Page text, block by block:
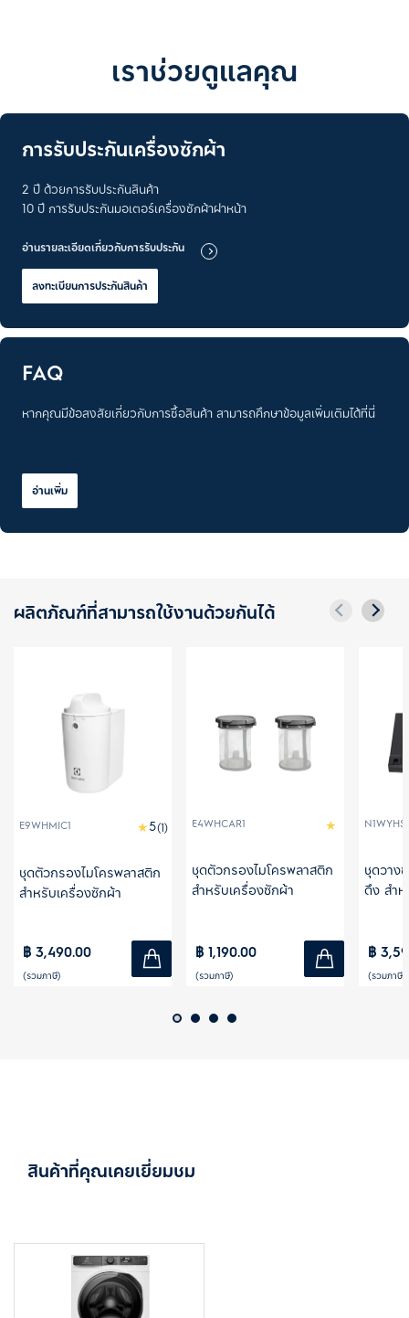
เราช่วยดูแลคุณ
การรับประกันเครื่องซักผ้า
2 ปี ด้วยการรับประกันสินค้า
10 ปี การรับประกันมอเตอร์เครื่องซักผ้าฝาหน้า
อ่านรายละเอียดเกี่ยวกับการรับประกัน
ลงทะเบียนการประกันสินค้า
FAQ
หากคุณมีข้อสงสัยเกี่ยวกับการซื้อสินค้า สามารถศึกษาข้อมูลเพิ่มเติมได้ที่นี่
อ่านเพิ่ม
ผลิตภัณฑ์ที่สามารถใช้งานด้วยกันได้
E9WHMIC1 (1)
ชุดตัวกรองไมโครพลาสติก
สำหรับเครื่องซักผ้า
฿ 3,490.00
(รวมภาษี)
E4WHCAR1
ชุดตัวกรองไมโครพลาสติก
สำหรับเครื่องซักผ้า
฿ 1,190.00
(รวมภาษี)
ชุดวาง
ดึง สำห
฿
(รวมภาษี)
สินค้าที่คุณเคยเยี่ยมชม